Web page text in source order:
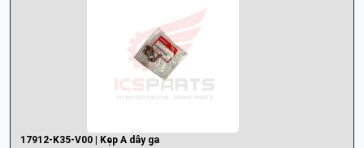
17912-K35-V00 | Kẹp A dây ga